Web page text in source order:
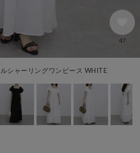
シャーリングワンピース WHITE
47